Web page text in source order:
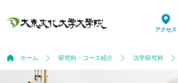
アクセス
ホーム 研究科・コース紹介 法学研究科